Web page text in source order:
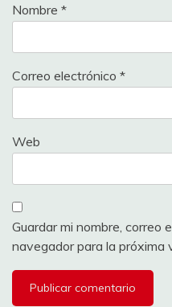
Nombre *
Correo electrónico *
Web
Guardar mi nombre, correo
navegador para la próxima